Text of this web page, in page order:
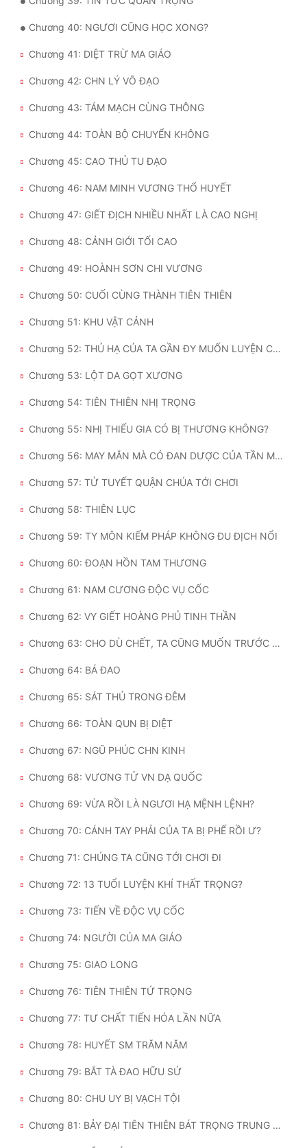
Tính Cách Nhân Vật :
Chương 40: NGƯƠI CŨNG HỌC XONG?
Chương 41: DIỆT TRỪ MA GIÁO
Chương 42: CHN LÝ VÕ ĐẠO
Chương 43: TÁM MẠCH CÙNG THÔNG
Chương 44: TOÀN BỘ CHUYỂN KHÔNG
Chương 45: CAO THỦ TU ĐẠO
Chương 46: NAM MINH VƯƠNG THỔ HUYẾT
Chương 47: GIẾT ĐỊCH NHIỀU NHẤT LÀ CAO NGHỊ
Chương 48: CẢNH GIỚI TỐI CAO
Chương 49: HOÀNH SƠN CHI VƯƠNG
Chương 50: CUỐI CÙNG THÀNH TIÊN THIÊN
Chương 51: KHU VẬT CẢNH
Chương 52: THỦ HẠ CỦA TA GẦN ĐY MUỐN LUYỆN CHẾ MỘT ÍT ĐAN DƯỢC
Chương 53: LỘT DA GỌT XƯƠNG
Chương 54: TIÊN THIÊN NHỊ TRỌNG
Chương 55: NHỊ THIẾU GIA CÓ BỊ THƯƠNG KHÔNG?
Chương 56: MAY MẮN MÀ CÓ ĐAN DƯỢC CỦA TẦN MÃNH
Chương 57: TỬ TUYẾT QUẬN CHÚA TỚI CHƠI
Chương 58: THIÊN LỤC
Chương 59: TY MÔN KIẾM PHÁP KHÔNG ĐU ĐỊCH NỔI
Chương 60: ĐOẠN HỒN TAM THƯƠNG
Chương 61: NAM CƯƠNG ĐỘC VỤ CỐC
Chương 62: VY GIẾT HOÀNG PHỦ TINH THẦN
Chương 63: CHO DÙ CHẾT, TA CŨNG MUỐN TRƯỚC KÉO NGƯƠI CHẾT THEO
Chương 64: BÁ ĐAO
Chương 65: SÁT THỦ TRONG ĐÊM
Chương 66: TOÀN QUN BỊ DIỆT
Chương 67: NGŨ PHÚC CHN KINH
Chương 68: VƯƠNG TỬ VN DẠ QUỐC
Chương 69: VỪA RỒI LÀ NGƯƠI HẠ MỆNH LỆNH?
Chương 70: CÁNH TAY PHẢI CỦA TA BỊ PHẾ RỒI Ư?
Chương 71: CHÚNG TA CŨNG TỚI CHƠI ĐI
Chương 72: 13 TUỔI LUYỆN KHÍ THẤT TRỌNG?
Chương 73: TIẾN VỀ ĐỘC VỤ CỐC
Chương 74: NGƯỜI CỦA MA GIÁO
Chương 75: GIAO LONG
Chương 76: TIÊN THIÊN TỨ TRỌNG
Chương 77: TƯ CHẤT TIẾN HÓA LẦN NỮA
Chương 78: HUYẾT SM TRĂM NĂM
Chương 79: BẮT TÀ ĐAO HỮU SỨ
Chương 80: CHU UY BỊ VẠCH TỘI
Chương 81: BẢY ĐẠI TIÊN THIÊN BÁT TRỌNG TRUNG KỲ